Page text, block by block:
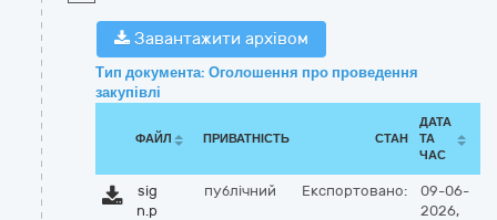
Завантажити архівом
Тип документа: Оголошення про проведення
закупівлі
ФАЙЛ ПРИВАТНІСТЬ СТАН
ДАТА
ТА
ЧАС
sig
n.p
публічний Експортовано:
09-06-
2026,